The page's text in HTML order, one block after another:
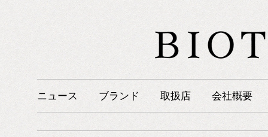
ニュース ブランド 取扱店 会社概要